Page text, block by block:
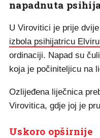
napadnuta
U Virovitici je prije
izbola psihijatricu
ordinaciji. Napad su
koja je počiniteljicu na
Ozlijeđena liječnica
Virovitica, gdje joj je
Uskoro opširnije